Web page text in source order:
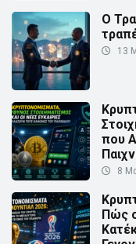
Ο
13
που
8
Πώς